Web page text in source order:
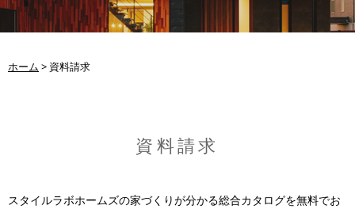
ホーム > 資料請求
資料請求
スタイルラボホームズの家づくりが分かる総合カタログを無料でお